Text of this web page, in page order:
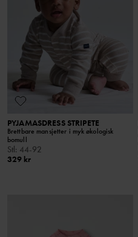
PYJAMASDRESS STRIPETE
Brettbare mansjetter i myk økologisk
bomull
Stl : 44-92
329 kr